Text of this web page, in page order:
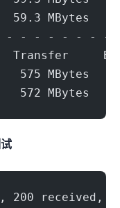
sec  59.3
- - - - - - - -
575 MBytes
572 MBytes
测试
200 received,